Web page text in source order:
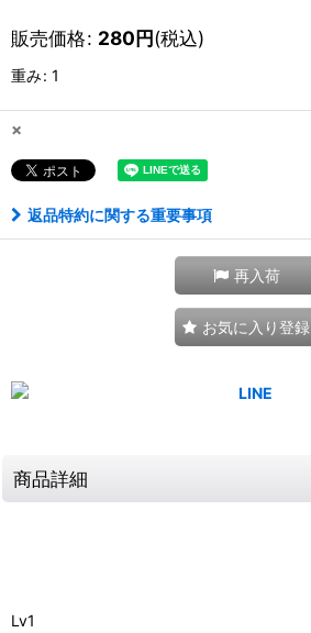
販売価格: 280円(税込)
重み: 1
×
返品特約に関する重要事項
再入荷
お気に入り登録
商品詳細
Lv1